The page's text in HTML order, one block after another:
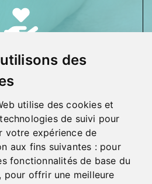
des
utilise des cookies et
de suivi pour
votre expérience de
aux fins suivantes : pour
fonctionnalités de base du
, pour offrir une meilleure
une différence
de nos fondations en
en participant aux
généreusement!